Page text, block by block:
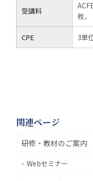
受講料
枚
CPE 3単
関連ページ
研修・教材のご案内
Webセミナー